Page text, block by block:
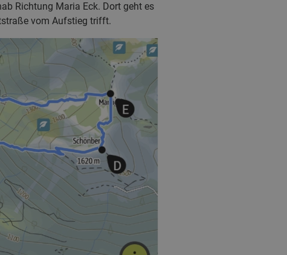
Richtung Maria Eck. Dort geht es
vom Aufstieg trifft.